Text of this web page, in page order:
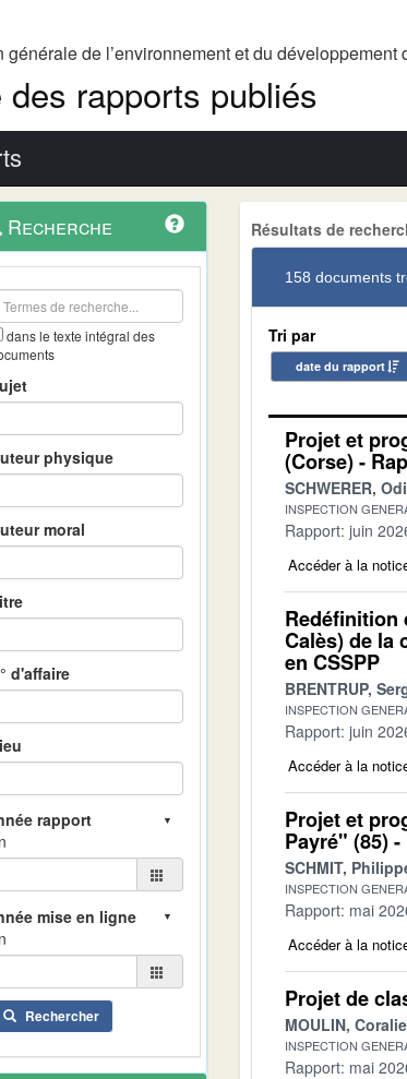
générale de l’environnement et du développement
des rapports publiés
Recherche
dans le texte intégral des
physique
moral
d'affaire
Rechercher
Résultats de
158 documents
Tri par
date du rapport
Projet et
(Corse) -
SCHWERER,
INSPECTION
Rapport: juin
Accéder à la
Redéfinition
Calès) de la
en CSSPP
BRENTRUP,
INSPECTION
Rapport: juin
Accéder à la
Projet et
Payré" (85)
SCHMIT,
INSPECTION
Rapport: mai
Accéder à la
Projet de
MOULIN, Coralie
INSPECTION
Rapport: mai